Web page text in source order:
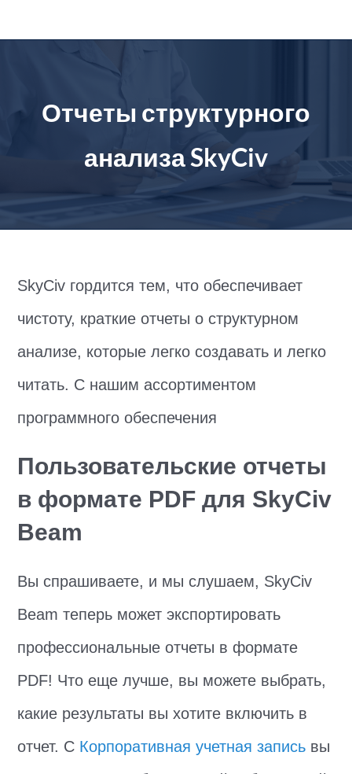
Отчеты структурного
анализа SkyCiv
SkyCiv гордится тем, что обеспечивает
чистоту, краткие отчеты о структурном
анализе, которые легко создавать и легко
читать. С нашим ассортиментом
программного обеспечения
Пользовательские отчеты
в формате PDF для SkyCiv
Beam
Вы спрашиваете, и мы слушаем, SkyCiv
Beam теперь может экспортировать
профессиональные отчеты в формате
PDF! Что еще лучше, вы можете выбрать,
какие результаты вы хотите включить в
отчет. С Корпоративная учетная запись вы